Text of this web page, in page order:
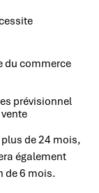
du commerce
prévisionnel
de 24 mois,
également
de 6 mois.